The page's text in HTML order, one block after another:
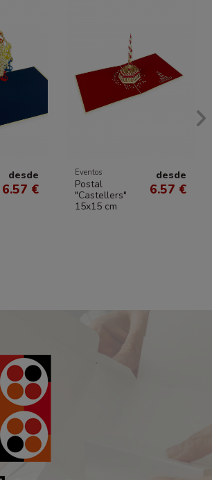
desde
6.57 €
Eventos
Postal
"Castellers"
15x15 cm
desde
6.57 €